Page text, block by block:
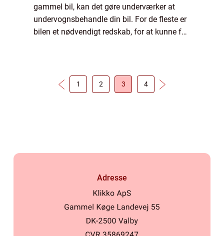
gammel bil, kan det gøre underværker at
undervognsbehandle din bil. For de fleste er
bilen et nødvendigt redskab, for at kunne få
1 2 3 4
Adresse